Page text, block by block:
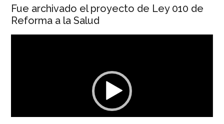
Fue archivado el proyecto de Ley 010 de
Reforma a la Salud